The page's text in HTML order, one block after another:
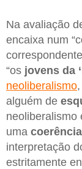
Na avaliação
encaixa num
“os jovens da
neoliberalismo
alguém de
neoliberalismo
uma
interpretação
estritamente